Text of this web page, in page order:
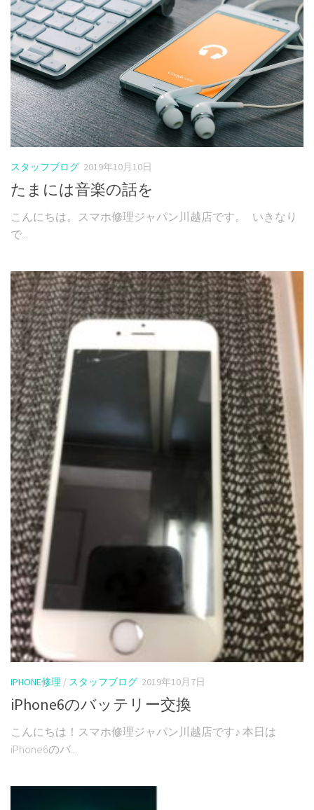
スタッフブログ 2019年10月10日
たまには音楽の話を
こんにちは。スマホ修理ジャパン川越店です。 いきなり
で...
IPHONE修理 / スタッフブログ 2019年10月7日
iPhone6のバッテリー交換
こんにちは！スマホ修理ジャパン川越店です♪ 本日は
iPhone6のバ...